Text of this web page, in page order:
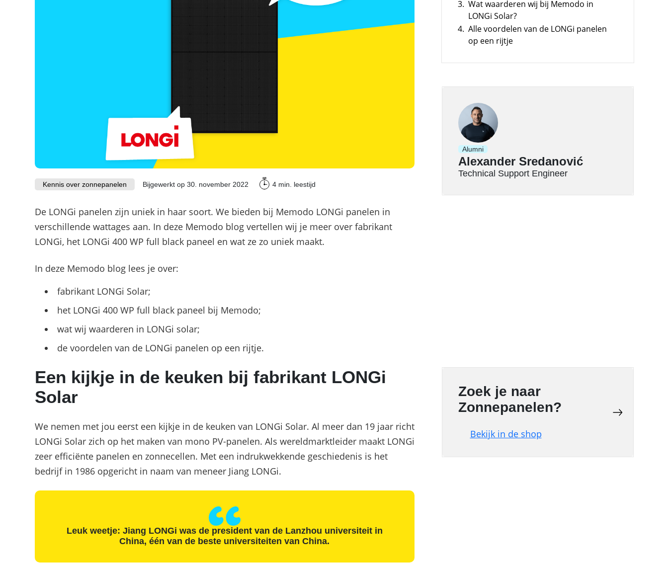
Commerciële batterijopslag: zelfconsumptie verhogen en pieken verlagen
Kennis over zonnepanelen Bijgewerkt op 30. november 2022 4 min. leestijd
De LONGi panelen zijn uniek in haar soort. We bieden bij Memodo LONGi panelen in
verschillende wattages aan. In deze Memodo blog vertellen wij je meer over fabrikant
LONGi, het LONGi 400 WP full black paneel en wat ze zo uniek maakt.
In deze Memodo blog lees je over:
fabrikant LONGi Solar;
het LONGi 400 WP full black paneel bij Memodo;
wat wij waarderen in LONGi solar;
de voordelen van de LONGi panelen op een rijtje.
3. Wat waarderen wij bij Memodo in
LONGi Solar?
4. Alle voordelen van de LONGi panelen
op een rijtje
Alumni
Alexander Sredanović
Technical Support Engineer
Een kijkje in de keuken bij fabrikant LONGi
Solar
We nemen met jou eerst een kijkje in de keuken van LONGi Solar. Al meer dan 19 jaar richt
LONGi Solar zich op het maken van mono PV-panelen. Als wereldmarktleider maakt LONGi
zeer efficiënte panelen en zonnecellen. Met een indrukwekkende geschiedenis is het
bedrijf in 1986 opgericht in naam van meneer Jiang LONGi.
Leuk weetje: Jiang LONGi was de president van de Lanzhou universiteit in
China, één van de beste universiteiten van China.
Zoek je naar
Zonnepanelen?
Bekijk in de shop